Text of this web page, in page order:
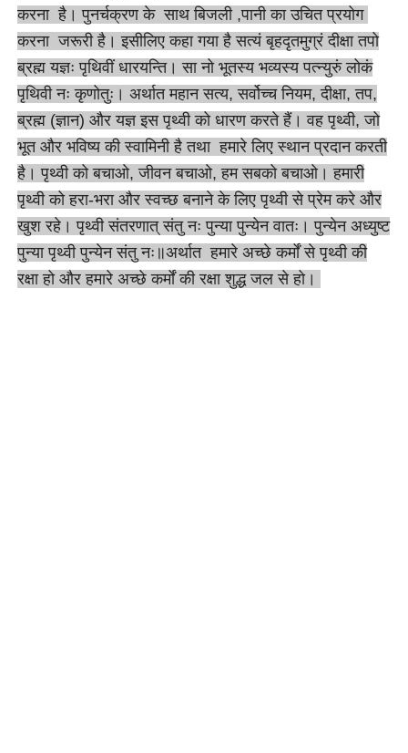
करना है। पुनर्चक्रण के साथ बिजली ,पानी का उचित प्रयोग
करना जरूरी है। इसीलिए कहा गया है सत्यं बृहदृतमुग्रं दीक्षा तपो
ब्रह्म यज्ञः पृथिवीं धारयन्ति। सा नो भूतस्य भव्यस्य पत्न्युरुं लोकं
पृथिवी नः कृणोतुः। अर्थात महान सत्य, सर्वोच्च नियम, दीक्षा, तप,
ब्रह्म (ज्ञान) और यज्ञ इस पृथ्वी को धारण करते हैं। वह पृथ्वी, जो
भूत और भविष्य की स्वामिनी है तथा हमारे लिए स्थान प्रदान करती
है। पृथ्वी को बचाओ, जीवन बचाओ, हम सबको बचाओ। हमारी
पृथ्वी को हरा-भरा और स्वच्छ बनाने के लिए पृथ्वी से प्रेम करे और
खुश रहे। पृथ्वी संतरणात् संतु नः पुन्या पुन्येन वातः। पुन्येन अध्युष्ट
पुन्या पृथ्वी पुन्येन संतु नः॥अर्थात हमारे अच्छे कर्मों से पृथ्वी की
रक्षा हो और हमारे अच्छे कर्मों की रक्षा शुद्ध जल से हो।